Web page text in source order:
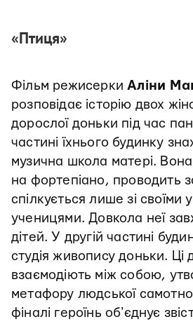
«Птиця»
Фільм режисеркиАліни
розповідає історію двох
дорослої доньки під час
частині їхнього будинку
музична школа матері.
на фортепіано, проводить
спілкується лише зі своїми
ученицями. Довкола неї
дітей. У другій частині
студія живопису доньки. Ці
взаємодіють між собою,
метафору людської
фіналі героїнь обʼєднує